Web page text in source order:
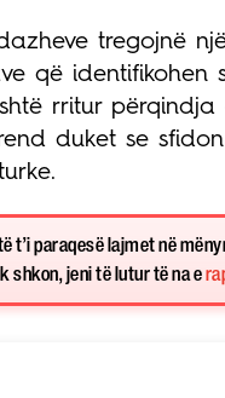
tregojnë
që identifikohen
rritur
duket se
t’i paraqesë lajmet në
shkon, jeni të lutur të na e